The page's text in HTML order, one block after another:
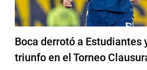
Boca derrotó a Estudiantes
triunfo en el Torneo